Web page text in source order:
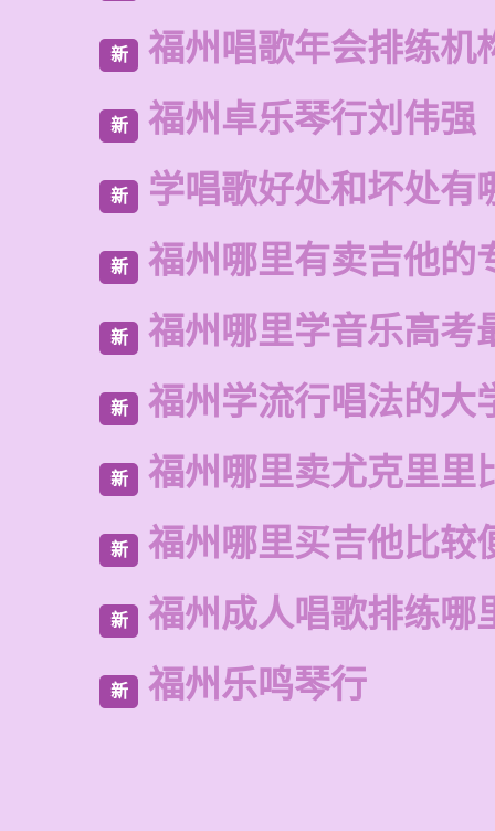
新 福州唱歌年会排练机
新 福州卓乐琴行刘伟强
新 学唱歌好处和坏处有
新 福州哪里有卖吉他的
新 福州哪里学音乐高考
新 福州学流行唱法的大
新 福州哪里卖尤克里里
新 福州哪里买吉他比较
新 福州成人唱歌排练哪
新 福州乐鸣琴行